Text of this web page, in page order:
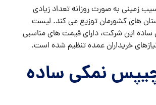
زمینی به صورت روزانه تعداد زیادی
های کشورمان توزیع می کند. لیست
این شرکت، دارای قیمت های مناسبی
خریداران عمده تنظیم شده است.
نمکی ساده